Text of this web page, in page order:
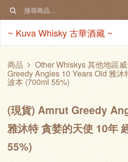
~ Kuva Whisky 古華酒藏 ~
商品 Other Whiskys 其他地區
Greedy Angles 10 Years Old 雅
波本 (700ml 55%)
(現貨) Amrut Greedy
雅沐特 貪婪的天使 10年
55%)